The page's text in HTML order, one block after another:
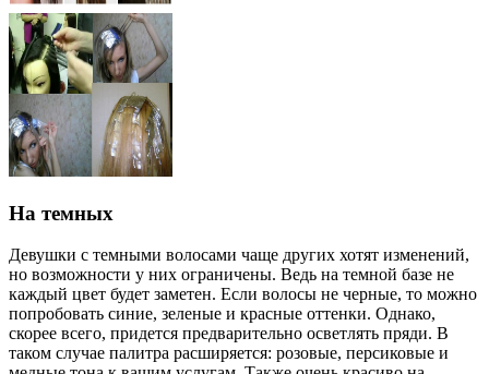
На темных
Девушки с темными волосами чаще других хотят изменений,
но возможности у них ограничены. Ведь на темной базе не
каждый цвет будет заметен. Если волосы не черные, то можно
попробовать синие, зеленые и красные оттенки. Однако,
скорее всего, придется предварительно осветлять пряди. В
таком случае палитра расширяется: розовые, персиковые и